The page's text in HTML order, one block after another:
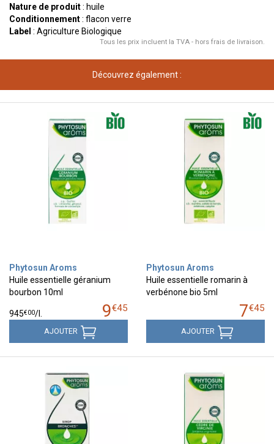
Nature de produit: huile
Conditionnement: flacon verre
Label : Agriculture Biologique
Tous les prix incluent la TVA - hors frais de livraison.
Découvrez également :
Phytosun Aroms
Huile essentielle géranium
bourbon 10ml
9€45
945€00/
AJOUTER
Phytosun Aroms
Huile essentielle romarin à
verbénone bio 5ml
7€45
AJOUTER